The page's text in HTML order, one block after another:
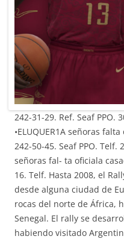
242-31-29. Ref. Seaf PPO.
•ELUQUER1A señoras
242-50-45. Seaf PPO. Telf.
señoras fal- ta oficiala
16. Telf. Hasta 2008, el
desde alguna ciudad de
rocas del norte de África,
Senegal. El rally se
habiendo visitado